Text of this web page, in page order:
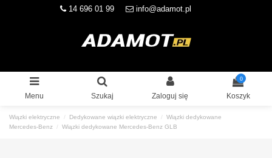
14 696 01 99 info@adamot.pl
Menu Szukaj Zaloguj się
0
Koszyk
Wiązki elektryczne Dedykowane wiązki elektryczne
Wiązki dedykowane
Mercedes-Benz
Wiązki dedykowane Mercedes-Benz GLB